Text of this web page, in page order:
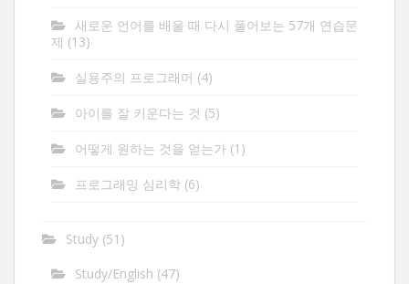
새로운 언어를 배울 때 다시 풀어보는 57개 연습문
제 (13)
실용주의 프로그래머 (4)
아이를 잘 키운다는 것 (5)
어떻게 원하는 것을 얻는가 (1)
프로그래밍 심리학 (6)
Study (51)
Study/English (47)